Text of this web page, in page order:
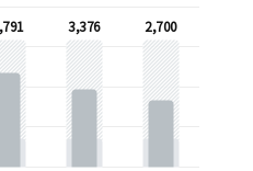
3,376 2,700